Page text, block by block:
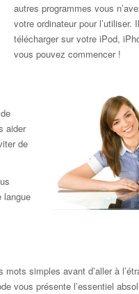
autres programmes vous
votre ordinateur pour l’utiliser.
télécharger sur votre iPod,
vous pouvez commencer !
aider
de
langue
simples avant d’aller à
vous présente l’essentiel